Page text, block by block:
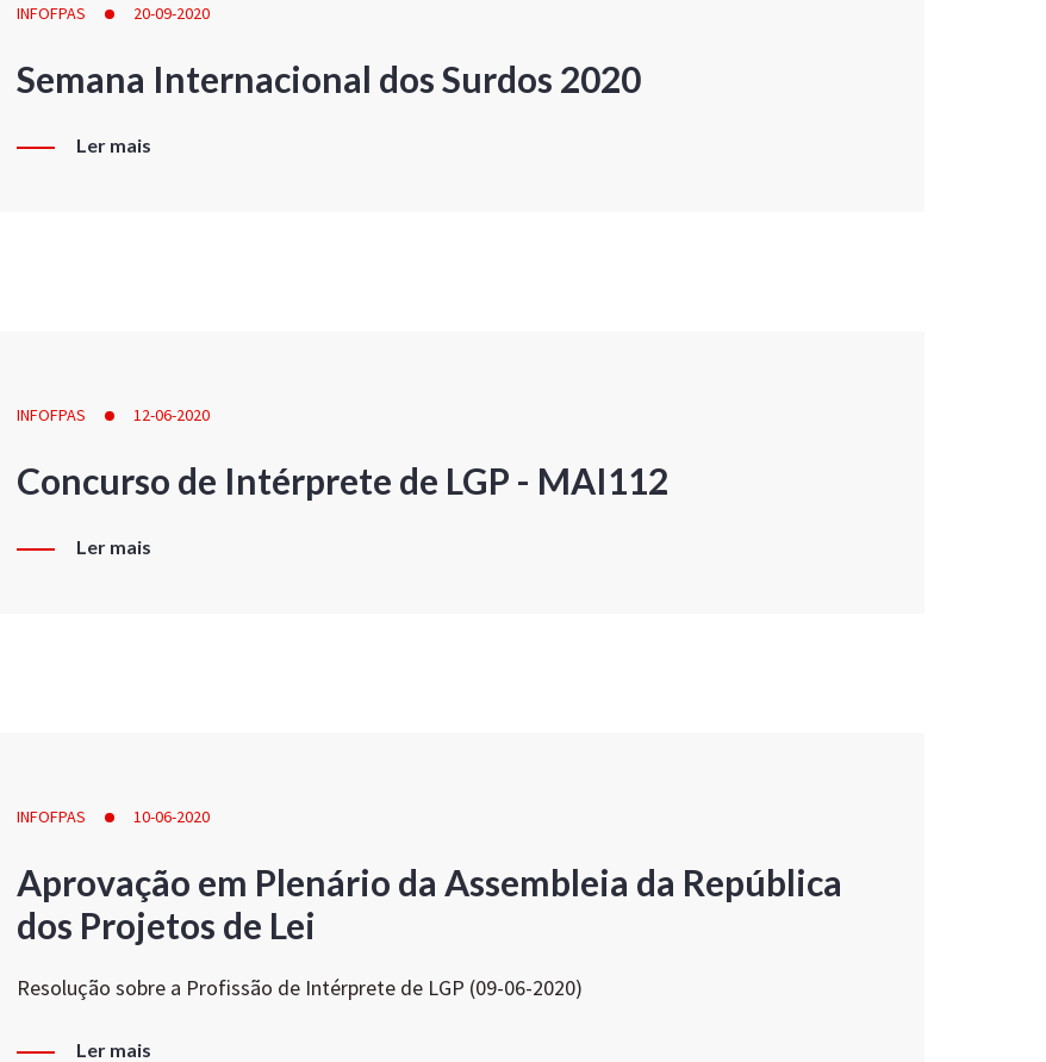
INFOFPAS 20-09-2020
Semana Internacional dos Surdos 2020
Ler mais
INFOFPAS 12-06-2020
Concurso de Intérprete de LGP - MAI112
Ler mais
INFOFPAS 10-06-2020
Aprovação em Plenário da Assembleia da República
dos Projetos de Lei
Resolução sobre a Profissão de Intérprete de LGP (09-06-2020)
Ler mais